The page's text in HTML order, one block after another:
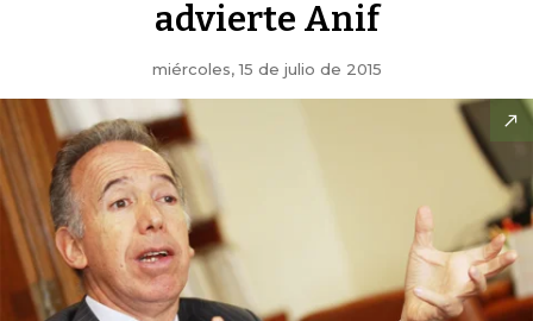
advierte Anif
miércoles, 15 de julio de 2015